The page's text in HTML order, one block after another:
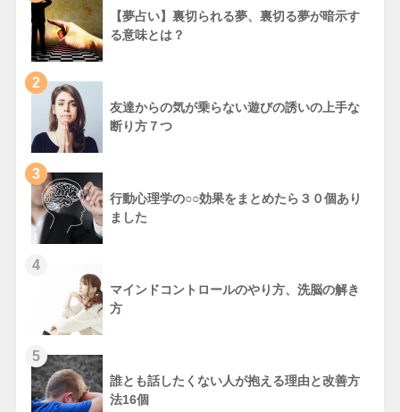
【夢占い】裏切られる夢、裏切る夢が暗示す
る意味とは？
2
友達からの気が乗らない遊びの誘いの上手な
断り方７つ
3
行動心理学の○○効果をまとめたら３０個あり
ました
4
マインドコントロールのやり方、洗脳の解き
方
5
誰とも話したくない人が抱える理由と改善方
法16個